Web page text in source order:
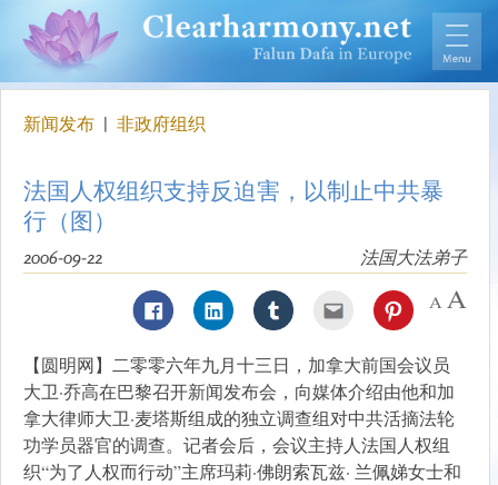
新闻发布 | 非政府组织
法国人权组织支持反迫害，以制止中共暴
行（图）
法国大法弟子
2006-09-22
【圆明网】二零零六年九月十三日，加拿大前国会议员
大卫·乔高在巴黎召开新闻发布会，向媒体介绍由他和加
拿大律师大卫·麦塔斯组成的独立调查组对中共活摘法轮
功学员器官的调查。记者会后，会议主持人法国人权组
织“为了人权而行动”主席玛莉·佛朗索瓦兹· 兰佩娣女士和